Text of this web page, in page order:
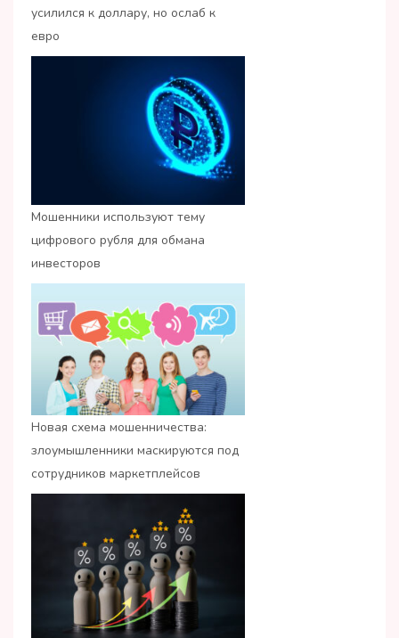
усилился к доллару, но ослаб к
евро
Мошенники используют тему
цифрового рубля для обмана
инвесторов
Новая схема мошенничества:
злоумышленники маскируются под
сотрудников маркетплейсов